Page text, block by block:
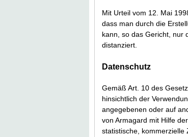
Mit Urteil vom 12. Mai
dass man durch die
kann, so das Gericht, nur
distanziert.
Datenschutz
Gemäß Art. 10 des
hinsichtlich der
angegebenen oder auf
von Armagard mit Hilfe
statistische, kommerzielle